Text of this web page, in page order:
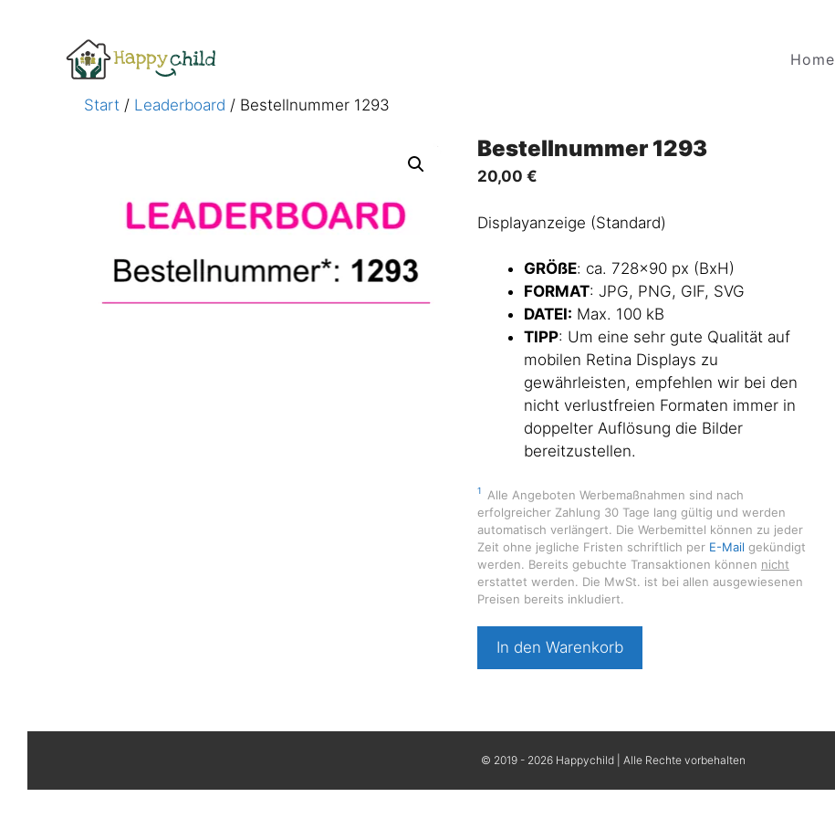
springen
Home
Start / Leaderboard / Bestellnummer 1293
Bestellnummer 1293
20,00 €
Displayanzeige (Standard)
GRÖßE: ca. 728×90 px (BxH)
FORMAT: JPG, PNG, GIF, SVG
DATEI: Max. 100 kB
TIPP: Um eine sehr gute Qualität auf
mobilen Retina Displays zu
gewährleisten, empfehlen wir bei den
nicht verlustfreien Formaten immer in
doppelter Auflösung die Bilder
bereitzustellen.
1 Alle Angeboten Werbemaßnahmen sind nach
erfolgreicher Zahlung 30 Tage lang gültig und werden
automatisch verlängert. Die Werbemittel können zu jeder
Zeit ohne jegliche Fristen schriftlich per E-Mail gekündigt
werden. Bereits gebuchte Transaktionen können nicht
erstattet werden. Die MwSt. ist bei allen ausgewiesenen
Preisen bereits inkludiert.
1293
In den Warenkorb
© 2019 - 2026 Happychild | Alle Rechte vorbehalten